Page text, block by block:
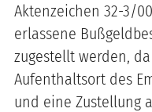
Aktenzeichen 32-3/
erlassene
zugestellt werden,
Aufenthaltsort des
und eine Zustellung